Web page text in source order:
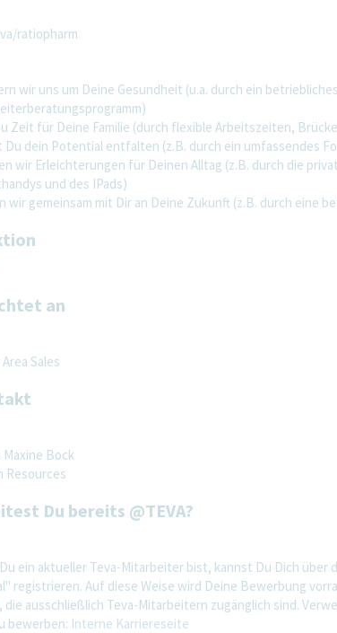
ratiopharm
wir uns um Deine Gesundheit (u.a. durch ein
Zeit für Deine Familie (durch flexible Arbeitszeiten,
Du dein Potential entfalten (z.B. durch ein umfassendes
wir Erleichterungen für Deinen Alltag (z.B. durch die
und des IPads)
wir gemeinsam mit Dir an Deine Zukunft (z.B. durch eine
an
Sales
Maxine Bock
Resources
Du bereits @TEVA?
ein aktueller Teva-Mitarbeiter bist, kannst Du Dich
registrieren. Auf diese Weise wird Deine Bewerbung
die ausschließlich Teva-Mitarbeitern zugänglich sind.
bewerben: Interne Karriereseite